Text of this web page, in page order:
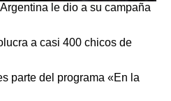
le dio a su campaña
a casi 400 chicos de
parte del programa «En la